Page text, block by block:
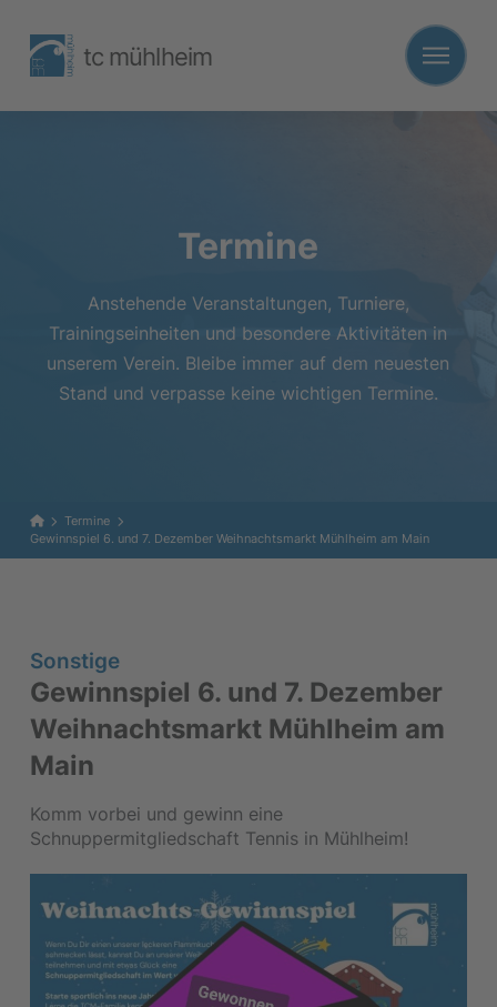
tc mühlheim
Termine
Anstehende Veranstaltungen, Turniere,
Trainingseinheiten und besondere Aktivitäten in
unserem Verein. Bleibe immer auf dem neuesten
Stand und verpasse keine wichtigen Termine.
HomeTermine
Gewinnspiel 6. und 7. Dezember Weihnachtsmarkt Mühlheim am Main
Sonstige
Gewinnspiel 6. und 7. Dezember
Weihnachtsmarkt Mühlheim am
Main
Komm vorbei und gewinn eine
Schnuppermitgliedschaft Tennis in Mühlheim!